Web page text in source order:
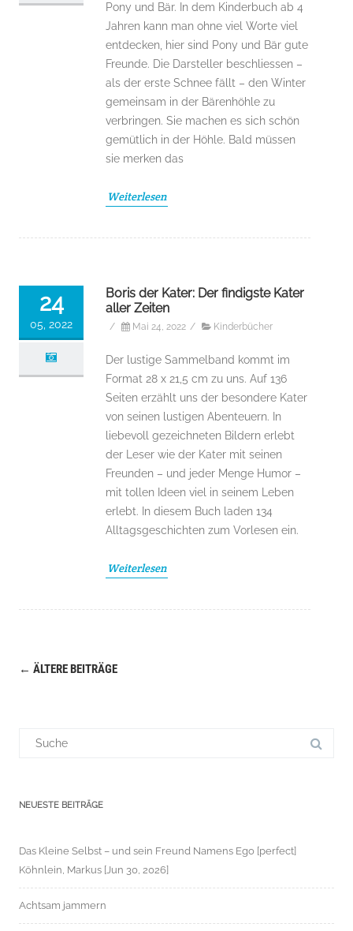
Pony und Bär. In dem Kinderbuch ab 4
Jahren kann man ohne viel Worte viel
entdecken, hier sind Pony und Bär gute
Freunde. Die Darsteller beschliessen –
als der erste Schnee fällt – den Winter
gemeinsam in der Bärenhöhle zu
verbringen. Sie machen es sich schön
gemütlich in der Höhle. Bald müssen
sie merken das
Weiterlesen
24
05, 2022
Boris der Kater: Der findigste Kater
aller Zeiten
/ Mai 24, 2022 / Kinderbücher
Der lustige Sammelband kommt im
Format 28 x 21,5 cm zu uns. Auf 136
Seiten erzählt uns der besondere Kater
von seinen lustigen Abenteuern. In
liebevoll gezeichneten Bildern erlebt
der Leser wie der Kater mit seinen
Freunden – und jeder Menge Humor –
mit tollen Ideen viel in seinem Leben
erlebt. In diesem Buch laden 134
Alltagsgeschichten zum Vorlesen ein.
Weiterlesen
← ÄLTERE BEITRÄGE
NEUESTE BEITRÄGE
Das Kleine Selbst – und sein Freund Namens Ego [perfect]
Köhnlein, Markus [Jun 30, 2026]
Achtsam jammern